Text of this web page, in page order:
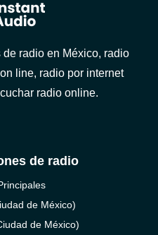
radio en México, radio
line, radio por internet
radio online.
de radio
de México)
de México)